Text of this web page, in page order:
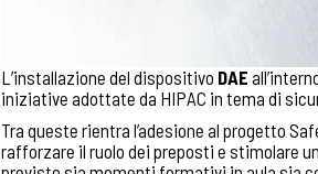
L’installazione del dispositivo DAE
iniziative adottate da HIPAC in tema di
Tra queste rientra l’adesione al progetto
rafforzare il ruolo dei preposti e stimolare